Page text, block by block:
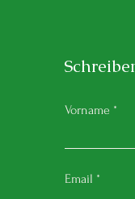
Vorname
Email